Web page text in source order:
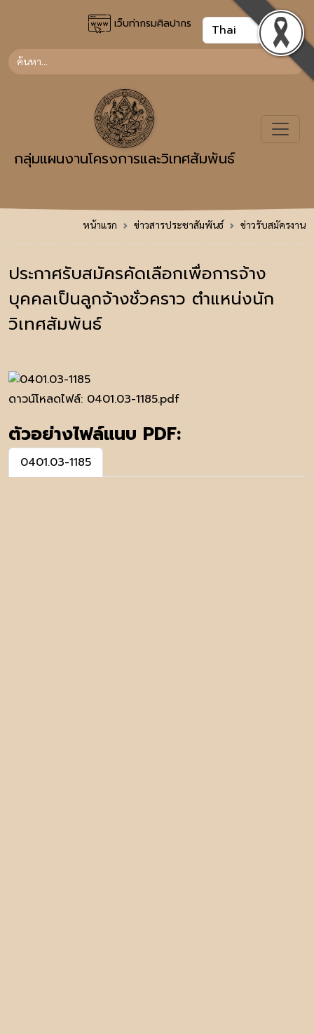
เว็บท่ากรมศิลปากร
กลุ่มแผนงานโครงการและวิเทศสัมพันธ์
หน้าแรก ข่าวสารประชาสัมพันธ์ ข่าวรับสมัครงาน
ประกาศรับสมัครคัดเลือกเพื่อการจ้าง
บุคคลเป็นลูกจ้างชั่วคราว ตำแหน่งนัก
วิเทศสัมพันธ์
ดาวน์โหลดไฟล์: 0401.03-1185.pdf
ตัวอย่างไฟล์แนบ PDF:
0401.03-1185